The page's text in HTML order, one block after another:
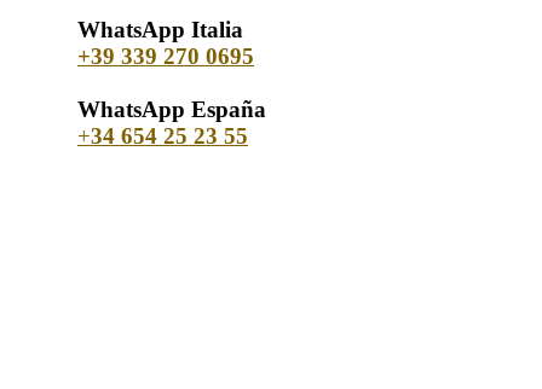
WhatsApp Italia
+39 339 270 0695
WhatsApp España
+34 654 25 23 55